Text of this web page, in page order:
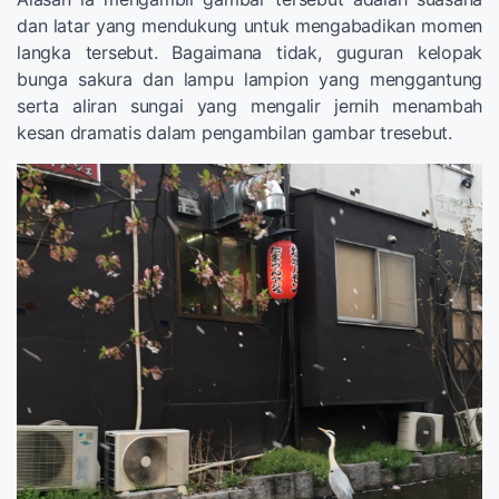
dan latar yang mendukung untuk mengabadikan momen
langka tersebut. Bagaimana tidak, guguran kelopak
bunga sakura dan lampu lampion yang menggantung
serta aliran sungai yang mengalir jernih menambah
kesan dramatis dalam pengambilan gambar tresebut.